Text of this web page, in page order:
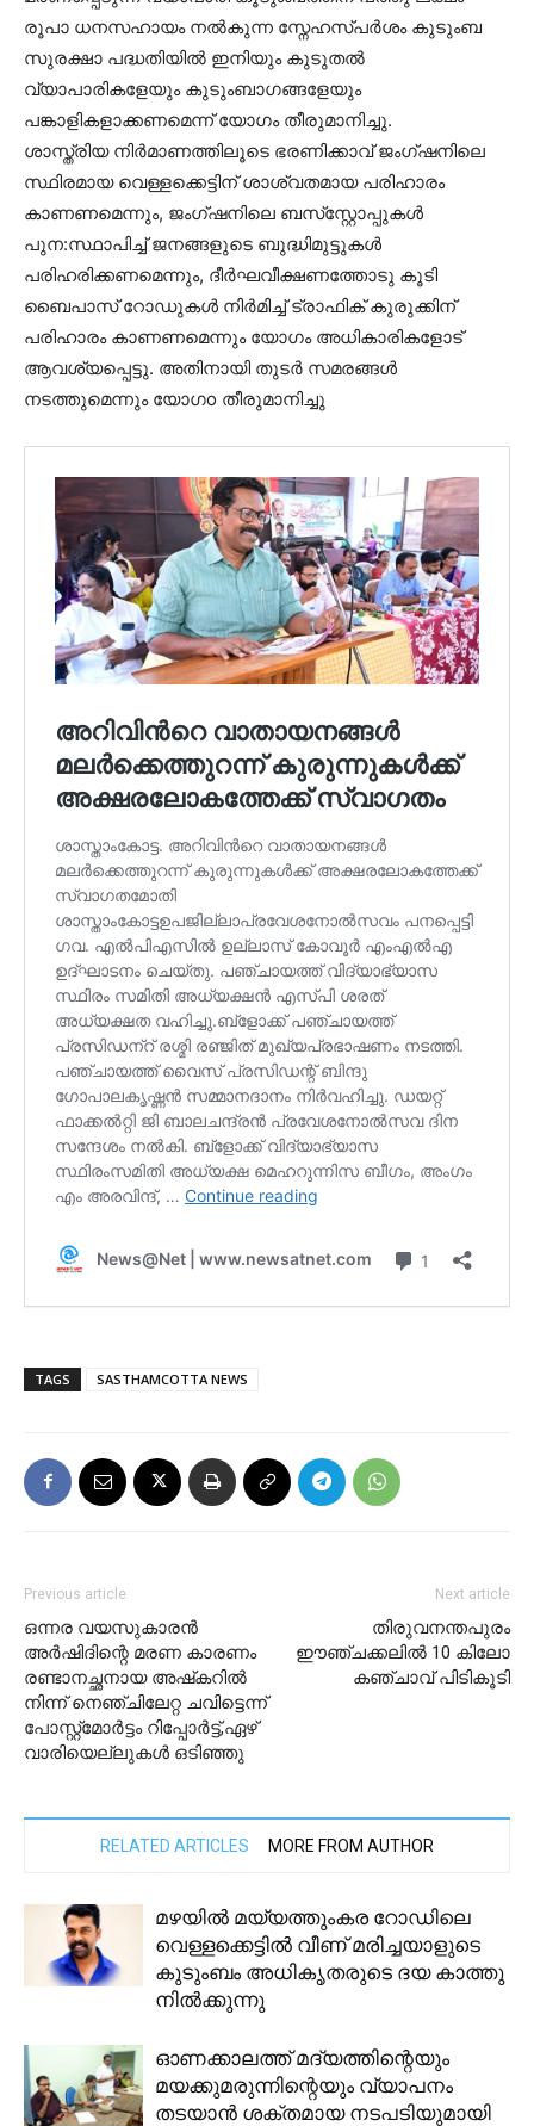
രൂപാ ധനസഹായം നൽകുന്ന സ്നേഹസ്പർശം കുടുംബ
സുരക്ഷാ പദ്ധതിയിൽ ഇനിയും കുടുതൽ
വ്യാപാരികളേയും കുടുംബാഗങ്ങളേയും
പങ്കാളികളാക്കണമെന്ന് യോഗം തീരുമാനിച്ചു.
ശാസ്ത്രിയ നിർമാണത്തിലൂടെ ഭരണിക്കാവ് ജംഗ്ഷനിലെ
സ്ഥിരമായ വെള്ളക്കെട്ടിന് ശാശ്വതമായ പരിഹാരം
കാണണമെന്നും, ജംഗ്ഷനിലെ ബസ്‌സ്റ്റോപ്പുകൾ
പുന:സ്ഥാപിച്ച് ജനങ്ങളുടെ ബുദ്ധിമുട്ടുകൾ
പരിഹരിക്കണമെന്നും, ദീർഘവീക്ഷണത്തോടു കൂടി
ബൈപാസ് റോഡുകൾ നിർമിച്ച് ട്രാഫിക് കുരുക്കിന്
പരിഹാരം കാണണമെന്നും യോഗം അധികാരികളോട്
ആവശ്യപ്പെട്ടു. അതിനായി തുടർ സമരങ്ങൾ
നടത്തുമെന്നും യോഗo തീരുമാനിച്ചു
TAGS SASTHAMCOTTA NEWS
Previous article
ഒന്നര വയസുകാരന്‍
അര്‍ഷിദിന്റെ മരണ കാരണം
രണ്ടാനച്ഛനായ അഷ്‌കറില്‍
നിന്ന് നെഞ്ചിലേറ്റ ചവിട്ടെന്ന്
പോസ്റ്റ്‌മോര്‍ട്ടം റിപ്പോര്‍ട്ട്,ഏഴ്
വാരിയെല്ലുകള്‍ ഒടിഞ്ഞു
Next article
തിരുവനന്തപുരം
ഈഞ്ചക്കലിൽ 10 കിലോ
കഞ്ചാവ് പിടികൂടി
RELATED ARTICLES MORE FROM AUTHOR
മഴയില്‍ മയ്യത്തുംകര റോഡിലെ
വെള്ളക്കെട്ടില്‍ വീണ് മരിച്ചയാളുടെ
കുടുംബം അധികൃതരുടെ ദയ കാത്തു
നില്‍ക്കുന്നു
ഓണക്കാലത്ത് മദ്യത്തിന്റെയും
മയക്കുമരുന്നിന്റെയും വ്യാപനം
തടയാൻ ശക്തമായ നടപടിയുമായി